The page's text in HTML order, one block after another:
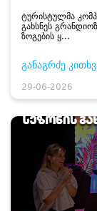
ტუ­რის­ტულ­მა
გახ­სნეს
ზო­გე­ბის ყ...
განაგრძე
29-06-2026